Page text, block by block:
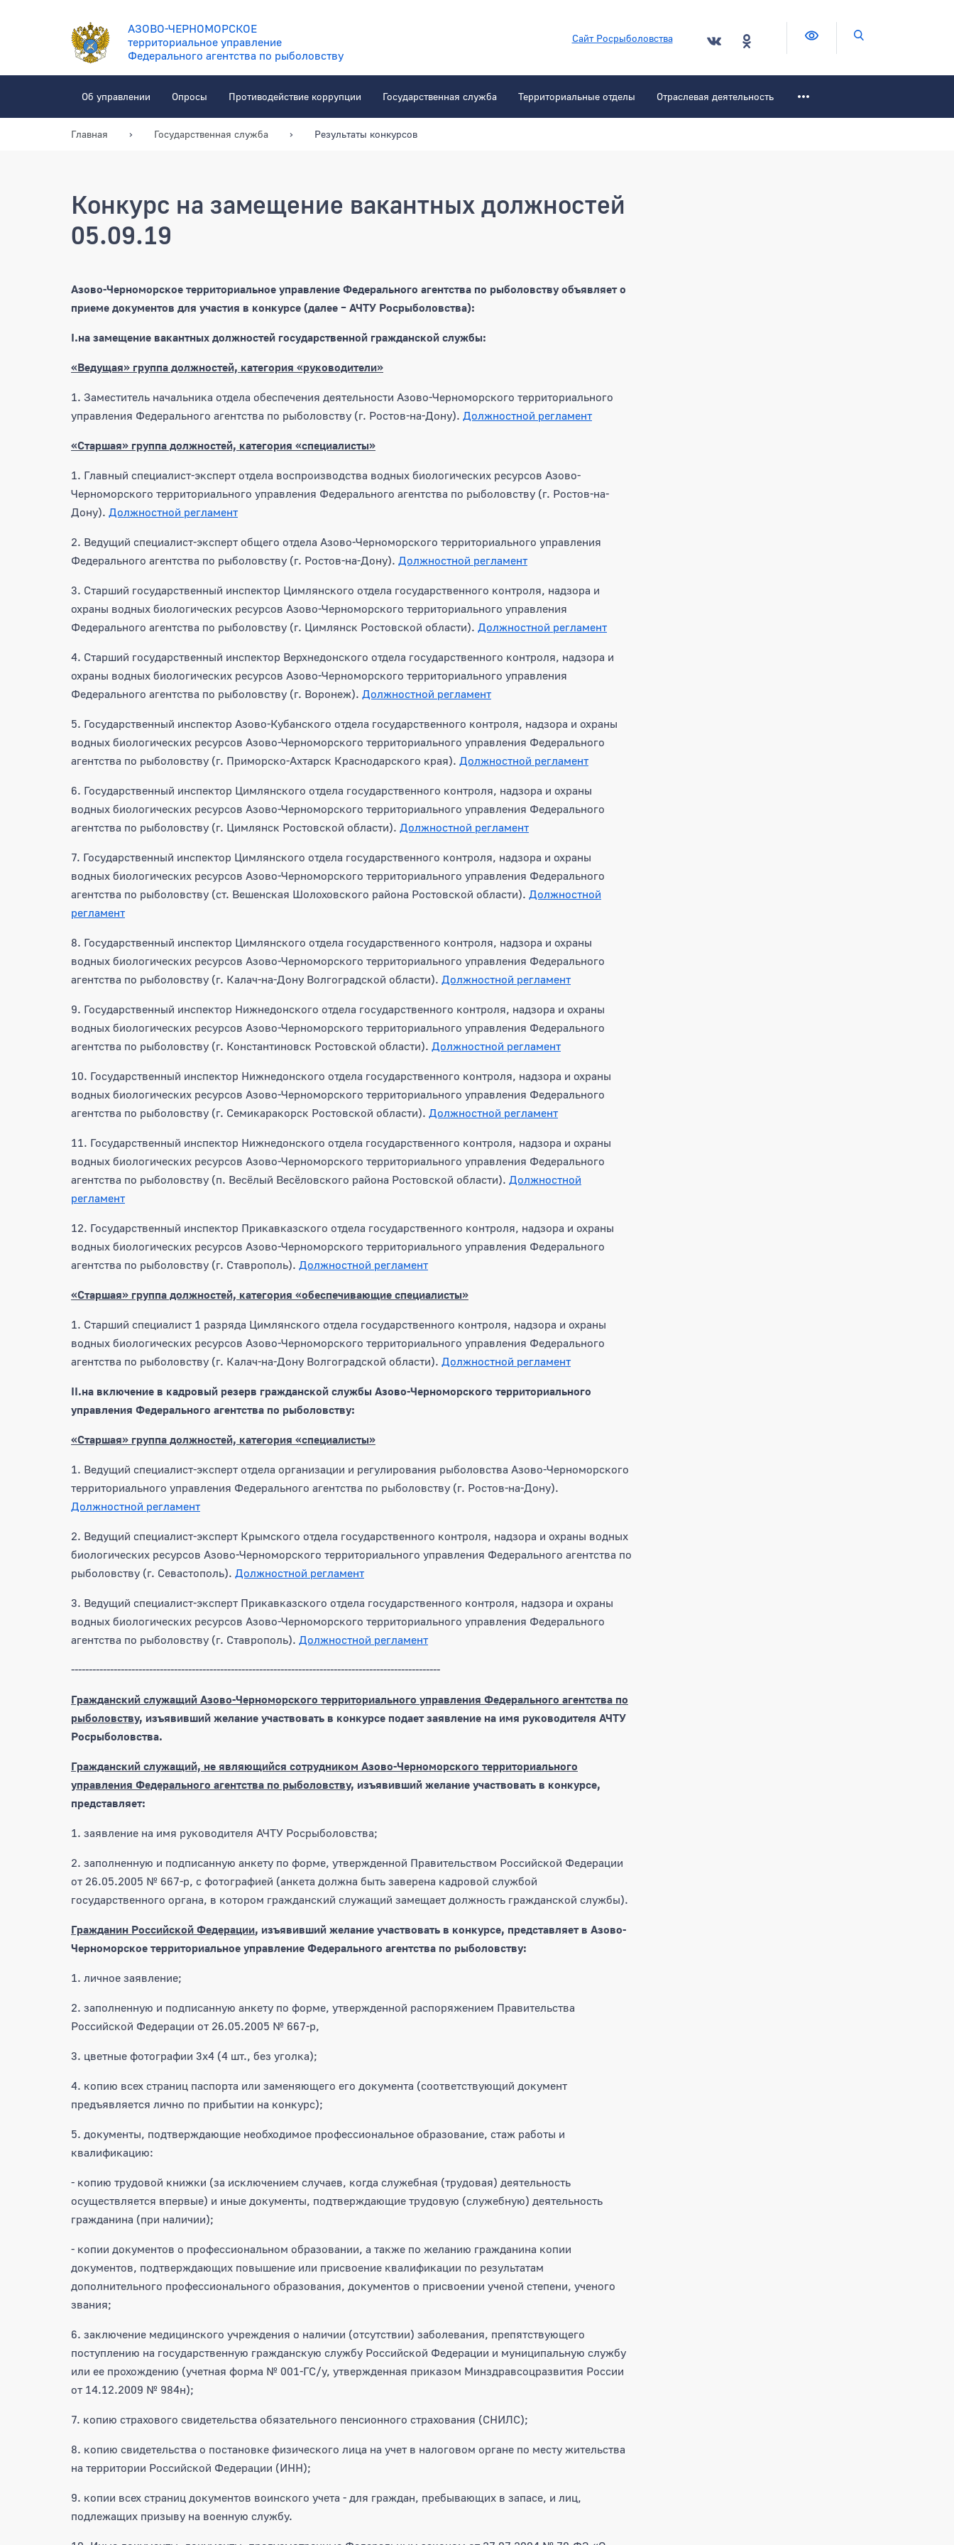
АЗОВО-ЧЕРНОМОРСКОЕ
территориальное управление
Федерального агентства по рыболовству
Сайт Росрыболовства Версия для слабовидящих
Об управлении Опросы Противодействие коррупции Государственная служба Территориальные отделы Отраслевая деятельность
Главная Государственная служба Результаты конкурсов
Конкурс на замещение вакантных должностей
05.09.19
Конкурс на замещение вакантных должностей 05.09.19
Азово-Черноморское территориальное управление Федерального агентства по рыболовству объявляет о
приеме документов для участия в конкурсе (далее – АЧТУ Росрыболовства):
I.на замещение вакантных должностей государственной гражданской службы:
«Ведущая» группа должностей, категория «руководители»
1. Заместитель начальника отдела обеспечения деятельности Азово-Черноморского территориального
управления Федерального агентства по рыболовству (г. Ростов-на-Дону). Должностной регламент
«Старшая» группа должностей, категория «специалисты»
1. Главный специалист-эксперт отдела воспроизводства водных биологических ресурсов Азово-
Черноморского территориального управления Федерального агентства по рыболовству (г. Ростов-на-
Дону). Должностной регламент
2. Ведущий специалист-эксперт общего отдела Азово-Черноморского территориального управления
Федерального агентства по рыболовству (г. Ростов-на-Дону). Должностной регламент
3. Старший государственный инспектор Цимлянского отдела государственного контроля, надзора и
охраны водных биологических ресурсов Азово-Черноморского территориального управления
Федерального агентства по рыболовству (г. Цимлянск Ростовской области). Должностной регламент
4. Старший государственный инспектор Верхнедонского отдела государственного контроля, надзора и
охраны водных биологических ресурсов Азово-Черноморского территориального управления
Федерального агентства по рыболовству (г. Воронеж). Должностной регламент
5. Государственный инспектор Азово-Кубанского отдела государственного контроля, надзора и охраны
водных биологических ресурсов Азово-Черноморского территориального управления Федерального
агентства по рыболовству (г. Приморско-Ахтарск Краснодарского края). Должностной регламент
6. Государственный инспектор Цимлянского отдела государственного контроля, надзора и охраны
водных биологических ресурсов Азово-Черноморского территориального управления Федерального
агентства по рыболовству (г. Цимлянск Ростовской области). Должностной регламент
7. Государственный инспектор Цимлянского отдела государственного контроля, надзора и охраны
водных биологических ресурсов Азово-Черноморского территориального управления Федерального
агентства по рыболовству (ст. Вешенская Шолоховского района Ростовской области). Должностной
регламент
8. Государственный инспектор Цимлянского отдела государственного контроля, надзора и охраны
водных биологических ресурсов Азово-Черноморского территориального управления Федерального
агентства по рыболовству (г. Калач-на-Дону Волгоградской области). Должностной регламент
9. Государственный инспектор Нижнедонского отдела государственного контроля, надзора и охраны
водных биологических ресурсов Азово-Черноморского территориального управления Федерального
агентства по рыболовству (г. Константиновск Ростовской области). Должностной регламент
10. Государственный инспектор Нижнедонского отдела государственного контроля, надзора и охраны
водных биологических ресурсов Азово-Черноморского территориального управления Федерального
агентства по рыболовству (г. Семикаракорск Ростовской области). Должностной регламент
11. Государственный инспектор Нижнедонского отдела государственного контроля, надзора и охраны
водных биологических ресурсов Азово-Черноморского территориального управления Федерального
агентства по рыболовству (п. Весёлый Весёловского района Ростовской области). Должностной
регламент
12. Государственный инспектор Прикавказского отдела государственного контроля, надзора и охраны
водных биологических ресурсов Азово-Черноморского территориального управления Федерального
агентства по рыболовству (г. Ставрополь). Должностной регламент
«Старшая» группа должностей, категория «обеспечивающие специалисты»
1. Старший специалист 1 разряда Цимлянского отдела государственного контроля, надзора и охраны
водных биологических ресурсов Азово-Черноморского территориального управления Федерального
агентства по рыболовству (г. Калач-на-Дону Волгоградской области). Должностной регламент
II.на включение в кадровый резерв гражданской службы Азово-Черноморского территориального
управления Федерального агентства по рыболовству:
«Старшая» группа должностей, категория «специалисты»
1. Ведущий специалист-эксперт отдела организации и регулирования рыболовства Азово-Черноморского
территориального управления Федерального агентства по рыболовству (г. Ростов-на-Дону).
Должностной регламент
2. Ведущий специалист-эксперт Крымского отдела государственного контроля, надзора и охраны водных
биологических ресурсов Азово-Черноморского территориального управления Федерального агентства по
рыболовству (г. Севастополь). Должностной регламент
3. Ведущий специалист-эксперт Прикавказского отдела государственного контроля, надзора и охраны
водных биологических ресурсов Азово-Черноморского территориального управления Федерального
агентства по рыболовству (г. Ставрополь). Должностной регламент
--------------------------------------------------------------------------------------------------------
Гражданский служащий Азово-Черноморского территориального управления Федерального агентства по
рыболовству, изъявивший желание участвовать в конкурсе подает заявление на имя руководителя АЧТУ
Росрыболовства.
Гражданский служащий, не являющийся сотрудником Азово-Черноморского территориального
управления Федерального агентства по рыболовству, изъявивший желание участвовать в конкурсе,
представляет:
1. заявление на имя руководителя АЧТУ Росрыболовства;
2. заполненную и подписанную анкету по форме, утвержденной Правительством Российской Федерации
от 26.05.2005 № 667-р, с фотографией (анкета должна быть заверена кадровой службой
государственного органа, в котором гражданский служащий замещает должность гражданской службы).
Гражданин Российской Федерации, изъявивший желание участвовать в конкурсе, представляет в Азово-
Черноморское территориальное управление Федерального агентства по рыболовству:
1. личное заявление;
2. заполненную и подписанную анкету по форме, утвержденной распоряжением Правительства
Российской Федерации от 26.05.2005 № 667-р,
3. цветные фотографии 3х4 (4 шт., без уголка);
4. копию всех страниц паспорта или заменяющего его документа (соответствующий документ
предъявляется лично по прибытии на конкурс);
5. документы, подтверждающие необходимое профессиональное образование, стаж работы и
квалификацию:
- копию трудовой книжки (за исключением случаев, когда служебная (трудовая) деятельность
осуществляется впервые) и иные документы, подтверждающие трудовую (служебную) деятельность
гражданина (при наличии);
- копии документов о профессиональном образовании, а также по желанию гражданина копии
документов, подтверждающих повышение или присвоение квалификации по результатам
дополнительного профессионального образования, документов о присвоении ученой степени, ученого
звания;
6. заключение медицинского учреждения о наличии (отсутствии) заболевания, препятствующего
поступлению на государственную гражданскую службу Российской Федерации и муниципальную службу
или ее прохождению (учетная форма № 001-ГС/у, утвержденная приказом Минздравсоцразвития России
от 14.12.2009 № 984н);
7. копию страхового свидетельства обязательного пенсионного страхования (СНИЛС);
8. копию свидетельства о постановке физического лица на учет в налоговом органе по месту жительства
на территории Российской Федерации (ИНН);
9. копии всех страниц документов воинского учета - для граждан, пребывающих в запасе, и лиц,
подлежащих призыву на военную службу.